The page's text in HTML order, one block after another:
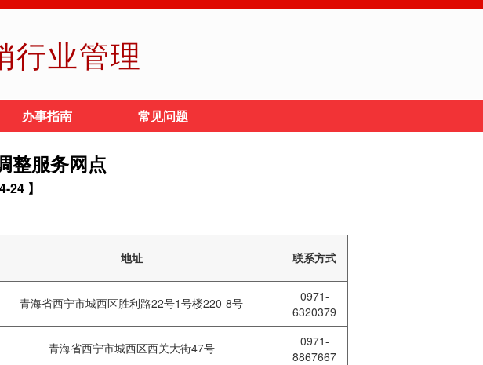
行业管理
办事指南 常见问题
整服务网点
24 】
地址 联系方式
青海省西宁市城西区胜利路22号1号楼220-8号
0971-
6320379
青海省西宁市城西区西关大街47号
0971-
8867667